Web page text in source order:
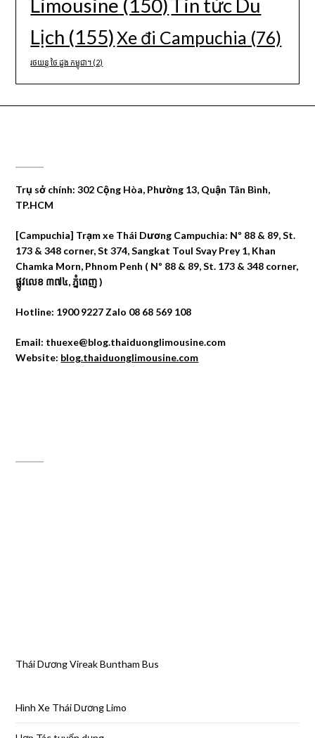
Limousine (150)Tin tức Du
Lịch (155)Xe đi Campuchia (76)
រថយន្ត ថៃ ដួង កម្ពុជា។ (2)
Trụ sở chính: 302 Cộng Hòa, Phường 13, Quận Tân Bình,
TP.HCM
[Campuchia] Trạm xe Thái Dương Campuchia: Nº 88 & 89, St.
173 & 348 corner, St 374, Sangkat Toul Svay Prey 1, Khan
Chamka Morn, Phnom Penh ( Nº 88 & 89, St. 173 & 348 corner,
ផ្លូវលេខ ៣៧៤, ភ្នំពេញ )
Hotline: 1900 9227 Zalo 08 68 569 108
Email: thuexe@blog.thaiduonglimousine.com
Website: blog.thaiduonglimousine.com
Thái Dương Vireak Buntham Bus
Hình Xe Thái Dương Limo